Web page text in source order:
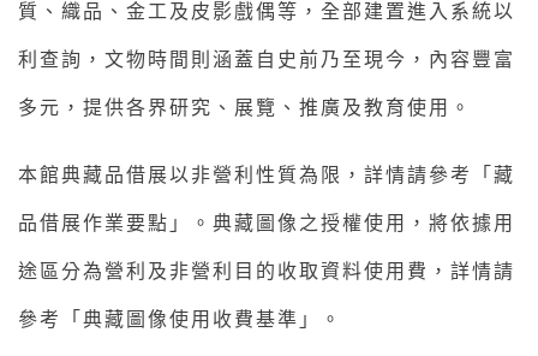
質、織品、金工及皮影戲偶等，全部建置進入系統以
利查詢，文物時間則涵蓋自史前乃至現今，內容豐富
多元，提供各界研究、展覽、推廣及教育使用。
本館典藏品借展以非營利性質為限，詳情請參考「藏
品借展作業要點」。典藏圖像之授權使用，將依據用
途區分為營利及非營利目的收取資料使用費，詳情請
參考「典藏圖像使用收費基準」。